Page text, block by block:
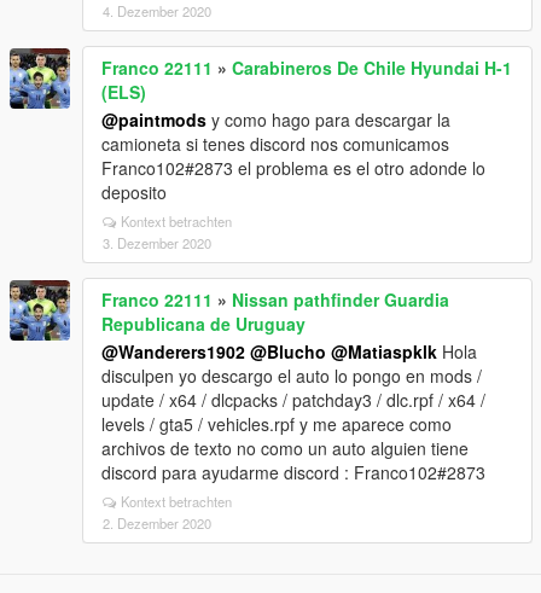
4. Dezember 2020
Franco 22111 » Carabineros De Chile Hyundai H-1
(ELS)
@paintmods y como hago para descargar la
camioneta si tenes discord nos comunicamos
Franco102#2873 el problema es el otro adonde lo
deposito
Kontext betrachten
3. Dezember 2020
Franco 22111 » Nissan pathfinder Guardia
Republicana de Uruguay
@Wanderers1902 @Blucho @Matiaspklk Hola
disculpen yo descargo el auto lo pongo en mods /
update / x64 / dlcpacks / patchday3 / dlc.rpf / x64 /
levels / gta5 / vehicles.rpf y me aparece como
archivos de texto no como un auto alguien tiene
discord para ayudarme discord : Franco102#2873
Kontext betrachten
2. Dezember 2020